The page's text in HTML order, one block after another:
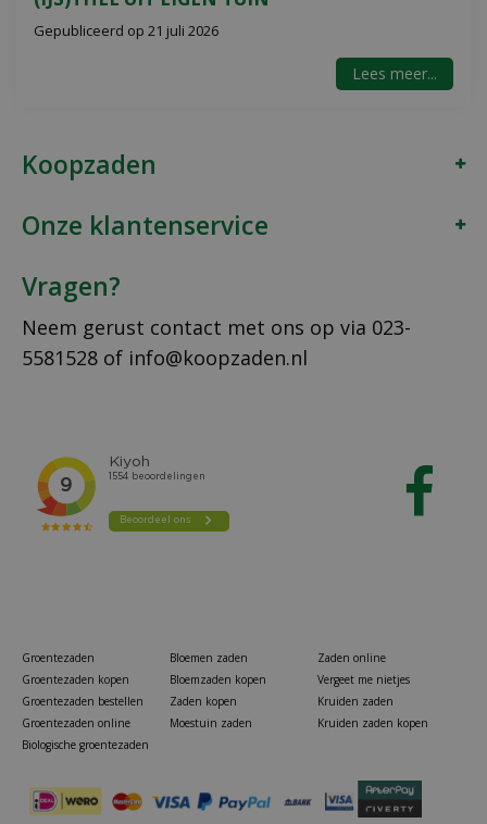
Gepubliceerd op 21 juli 2026
Lees meer...
Koopzaden
Onze klantenservice
Vragen?
Neem gerust contact met ons op via 023-
5581528 of info@koopzaden.nl
Groentezaden
Groentezaden kopen
Groentezaden bestellen
Groentezaden online
Biologische groentezaden
Bloemen zaden
Bloemzaden kopen
Zaden kopen
Moestuin zaden
Zaden online
Vergeet me nietjes
Kruiden zaden
Kruiden zaden kopen